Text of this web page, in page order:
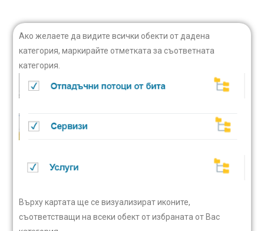
Ако желаете да видите всички обекти от дадена
категория, маркирайте отметката за съответната
категория.
Върху картата ще се визуализират иконите,
съответстващи на всеки обект от избраната от Вас